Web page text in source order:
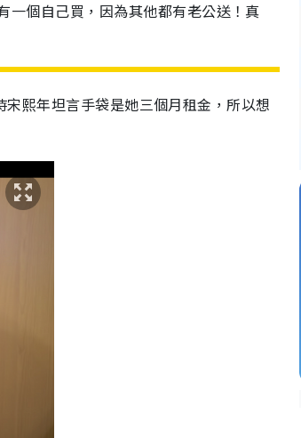
一個自己買，因為其他都有老公送！真
熙年坦言手袋是她三個月租金，所以想